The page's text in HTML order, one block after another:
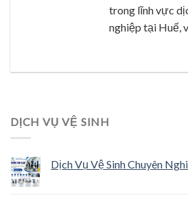
trong lĩnh vực
nghiệp tại Huế,
DỊCH VỤ VỆ SINH
Dịch Vụ Vệ Sinh Chuyên